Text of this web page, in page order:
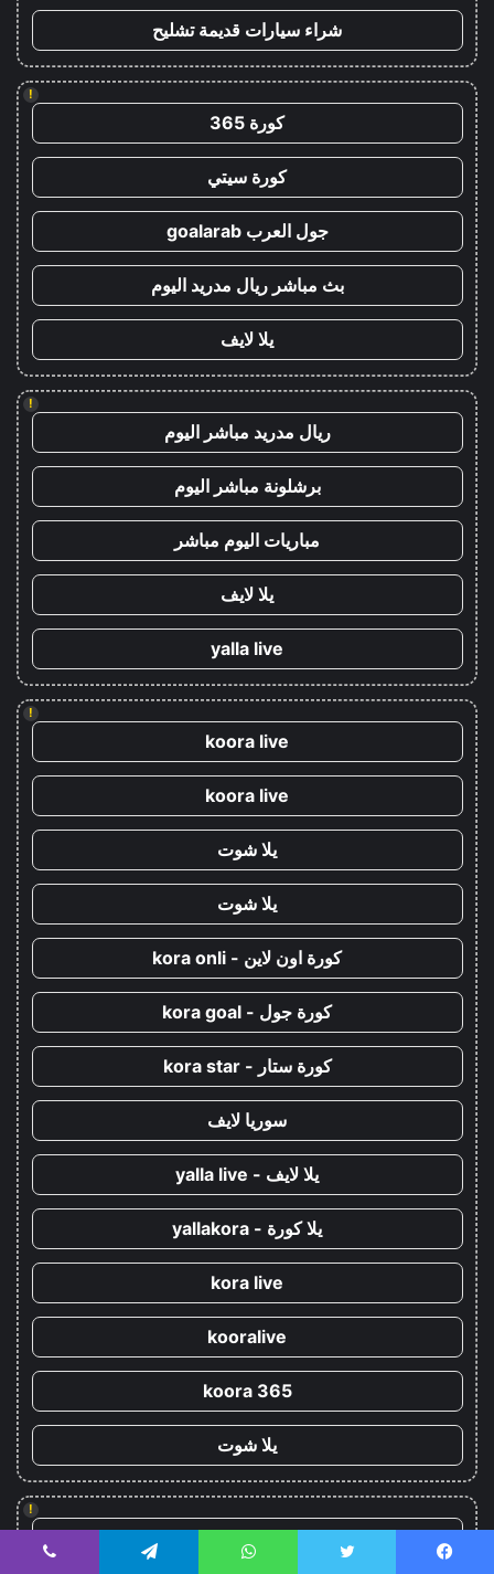
شراء سيارات قديمة تشليح
!
كورة 365
كورة سيتي
جول العرب goalarab
بث مباشر ريال مدريد اليوم
يلا لايف
!
ريال مدريد مباشر اليوم
برشلونة مباشر اليوم
مباريات اليوم مباشر
يلا لايف
yalla live
!
koora live
koora live
يلا شوت
يلا شوت
كورة اون لاين - kora onli
كورة جول - kora goal
كورة ستار - kora star
سوريا لايف
يلا لايف - yalla live
يلا كورة - yallakora
kora live
kooralive
koora 365
يلا شوت
!
يلا شوت